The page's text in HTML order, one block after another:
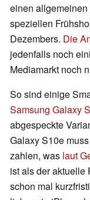
einen
speziellen
Dezembers. Die
jedenfalls noch
Mediamarkt noch
So sind einige
Samsung Galaxy
abgespeckte
Galaxy S10e
zahlen, was laut
ist als der aktuelle
schon mal